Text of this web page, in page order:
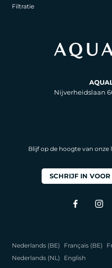
Filtratie
Nijverheidslaan
Blijf op de hoogte van onze
SCHRIJF IN
Nederlands (BE) Français (BE)
Nederlands (NL)
English